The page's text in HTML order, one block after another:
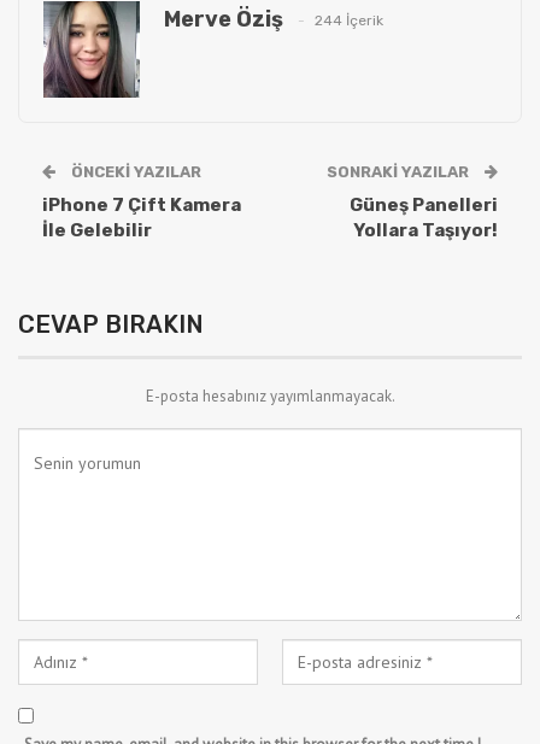
Merve Öziş 244 İçerik
ÖNCEKI YAZILAR
iPhone 7 Çift Kamera
İle Gelebilir
SONRAKI YAZILAR
Güneş Panelleri
Yollara Taşıyor!
CEVAP BIRAKIN
E-posta hesabınız yayımlanmayacak.